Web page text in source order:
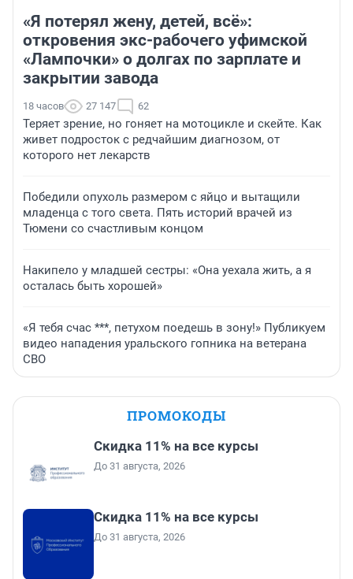
«Я потерял жену, детей, всё»:
откровения экс-рабочего уфимской
«Лампочки» о долгах по зарплате и
закрытии завода
18 часов 27 147 62
Теряет зрение, но гоняет на мотоцикле и скейте. Как
живет подросток с редчайшим диагнозом, от
которого нет лекарств
Победили опухоль размером с яйцо и вытащили
младенца с того света. Пять историй врачей из
Тюмени со счастливым концом
Накипело у младшей сестры: «Она уехала жить, а я
осталась быть хорошей»
«Я тебя счас ***, петухом поедешь в зону!» Публикуем
видео нападения уральского гопника на ветерана
СВО
ПРОМОКОДЫ
Скидка 11% на все курсы
До 31 августа, 2026
Скидка 11% на все курсы
До 31 августа, 2026